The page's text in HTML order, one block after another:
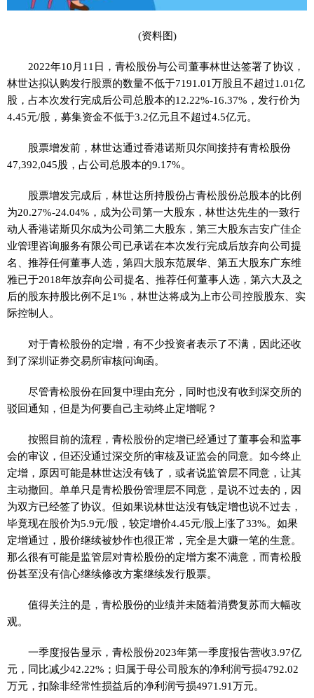
(资料图)
2022年10月11日，青松股份与公司董事林世达签署了协议，
林世达拟认购发行股票的数量不低于7191.01万股且不超过1.01亿
股，占本次发行完成后公司总股本的12.22%-16.37%，发行价为
4.45元/股，募集资金不低于3.2亿元且不超过4.5亿元。
股票增发前，林世达通过香港诺斯贝尔间接持有青松股份
47,392,045股，占公司总股本的9.17%。
股票增发完成后，林世达所持股份占青松股份总股本的比例
为20.27%-24.04%，成为公司第一大股东，林世达先生的一致行
动人香港诺斯贝尔成为公司第二大股东，第三大股东吉安广佳企
业管理咨询服务有限公司已承诺在本次发行完成后放弃向公司提
名、推荐任何董事人选，第四大股东范展华、第五大股东广东维
雅已于2018年放弃向公司提名、推荐任何董事人选，第六大及之
后的股东持股比例不足1%，林世达将成为上市公司控股股东、实
际控制人。
对于青松股份的定增，有不少投资者表示了不满，因此还收
到了深圳证券交易所审核问询函。
尽管青松股份在回复中理由充分，同时也没有收到深交所的
驳回通知，但是为何要自己主动终止定增呢？
按照目前的流程，青松股份的定增已经通过了董事会和监事
会的审议，但还没通过深交所的审核及证监会的同意。如今终止
定增，原因可能是林世达没有钱了，或者说监管层不同意，让其
主动撤回。单单只是青松股份管理层不同意，是说不过去的，因
为双方已经签了协议。但如果说林世达没有钱定增也说不过去，
毕竟现在股价为5.9元/股，较定增价4.45元/股上涨了33%。如果
定增通过，股价继续被炒作也很正常，完全是大赚一笔的生意。
那么很有可能是监管层对青松股份的定增方案不满意，而青松股
份甚至没有信心继续修改方案继续发行股票。
值得关注的是，青松股份的业绩并未随着消费复苏而大幅改
观。
一季度报告显示，青松股份2023年第一季度报告营收3.97亿
元，同比减少42.22%；归属于母公司股东的净利润亏损4792.02
万元，扣除非经常性损益后的净利润亏损4971.91万元。